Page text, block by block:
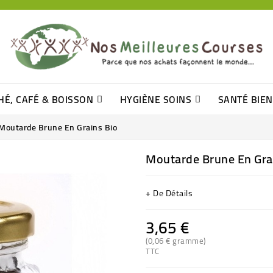
CAFÉ & BOISSON HYGIÈNE SOINS SANTÉ
Brune En Grains Bio
Moutarde Brune En
+ De Détails
3,65 €
(0,06 € gramme)
TTC